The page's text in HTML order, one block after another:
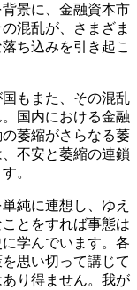
景に、金融資本市
混乱が、さまざま
ち込みを引き起こ
もまた、その混乱
国内における金融
萎縮がさらなる萎
不安と萎縮の連鎖
。
純に連想し、ゆえ
とをすれば事態は
学んでいます。各
思い切って講じて
り得ません。我が